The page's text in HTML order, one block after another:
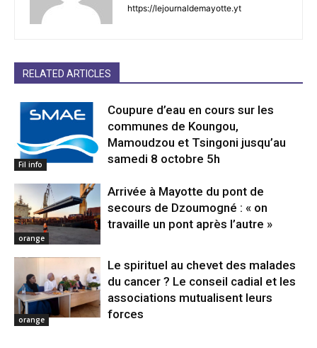
https://lejournaldemayotte.yt
RELATED ARTICLES
Fil info
Coupure d’eau en cours sur les
communes de Koungou,
Mamoudzou et Tsingoni jusqu’au
samedi 8 octobre 5h
orange
Arrivée à Mayotte du pont de
secours de Dzoumogné : « on
travaille un pont après l’autre »
orange
Le spirituel au chevet des malades
du cancer ? Le conseil cadial et les
associations mutualisent leurs
forces